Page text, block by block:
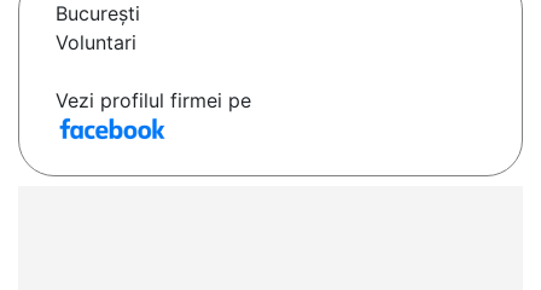
Bucureşti
Voluntari
Vezi profilul firmei pe